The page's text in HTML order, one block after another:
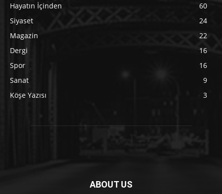
Hayatın İçinden
60
Siyaset
24
Magazin
22
Dergi
16
Spor
16
Sanat
9
Köşe Yazısı
3
ABOUT US